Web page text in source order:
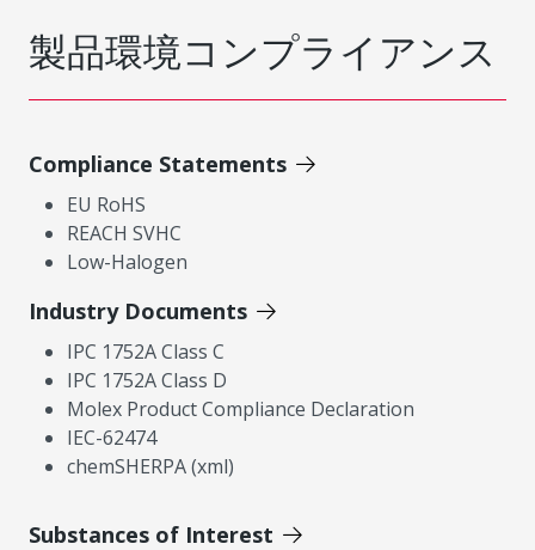
製品環境コンプライアンス
Compliance Statements
EU RoHS
REACH SVHC
Low-Halogen
Industry Documents
IPC 1752A Class C
IPC 1752A Class D
Molex Product Compliance Declaration
IEC-62474
chemSHERPA (xml)
Substances of Interest